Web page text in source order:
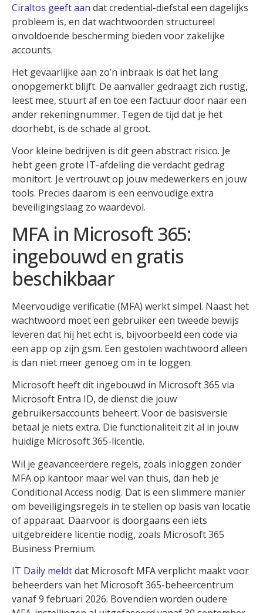
Ciraltos geeft aan dat credential-diefstal een dagelijks
probleem is, en dat wachtwoorden structureel
onvoldoende bescherming bieden voor zakelijke
accounts.
Het gevaarlijke aan zo’n inbraak is dat het lang
onopgemerkt blijft. De aanvaller gedraagt zich rustig,
leest mee, stuurt af en toe een factuur door naar een
ander rekeningnummer. Tegen de tijd dat je het
doorhebt, is de schade al groot.
Voor kleine bedrijven is dit geen abstract risico. Je
hebt geen grote IT-afdeling die verdacht gedrag
monitort. Je vertrouwt op jouw medewerkers en jouw
tools. Precies daarom is een eenvoudige extra
beveiligingslaag zo waardevol.
MFA in Microsoft 365:
ingebouwd en gratis
beschikbaar
Meervoudige verificatie (MFA) werkt simpel. Naast het
wachtwoord moet een gebruiker een tweede bewijs
leveren dat hij het echt is, bijvoorbeeld een code via
een app op zijn gsm. Een gestolen wachtwoord alleen
is dan niet meer genoeg om in te loggen.
Microsoft heeft dit ingebouwd in Microsoft 365 via
Microsoft Entra ID, de dienst die jouw
gebruikersaccounts beheert. Voor de basisversie
betaal je niets extra. Die functionaliteit zit al in jouw
huidige Microsoft 365-licentie.
Wil je geavanceerdere regels, zoals inloggen zonder
MFA op kantoor maar wel van thuis, dan heb je
Conditional Access nodig. Dat is een slimmere manier
om beveiligingsregels in te stellen op basis van locatie
of apparaat. Daarvoor is doorgaans een iets
uitgebreidere licentie nodig, zoals Microsoft 365
Business Premium.
IT Daily meldtdat Microsoft MFA verplicht maakt voor
beheerders van het Microsoft 365-beheercentrum
vanaf 9 februari 2026. Bovendien worden oudere